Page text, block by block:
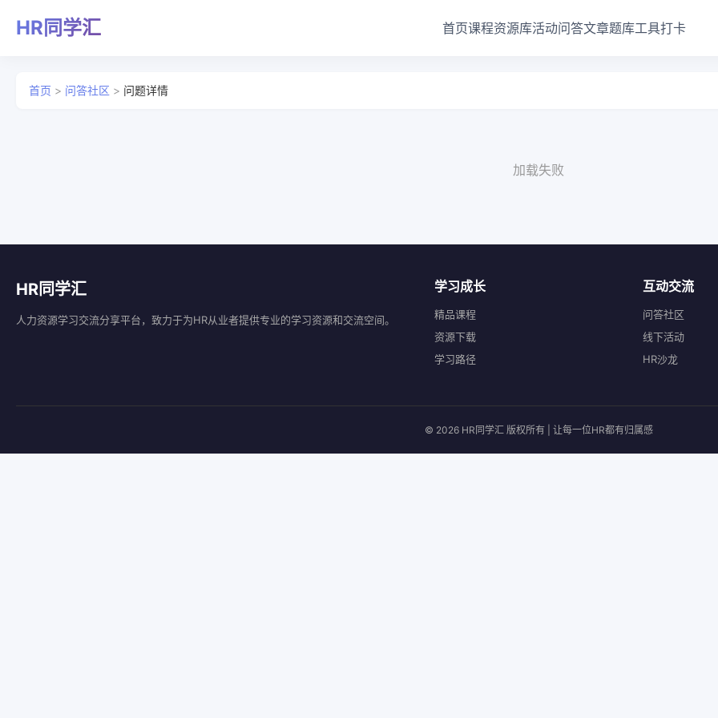
HR同学汇 首页课程资源库活动问答文章题库工具打卡
首页 > 问答社区 > 问题详情
加载失败
HR同学汇
人力资源学习交流分享平台，致力于为HR从业者提供专业的学习资源和交流空间。
学习成长
精品课程
资源下载
学习路径
互动交流
问答社区
线下活动
HR沙龙
© 2026 HR同学汇 版权所有 | 让每一位HR都有归属感